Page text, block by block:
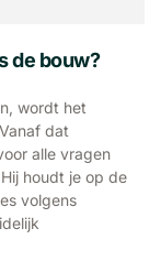
de bouw?
wordt het
dat
alle vragen
houdt je op de
volgens